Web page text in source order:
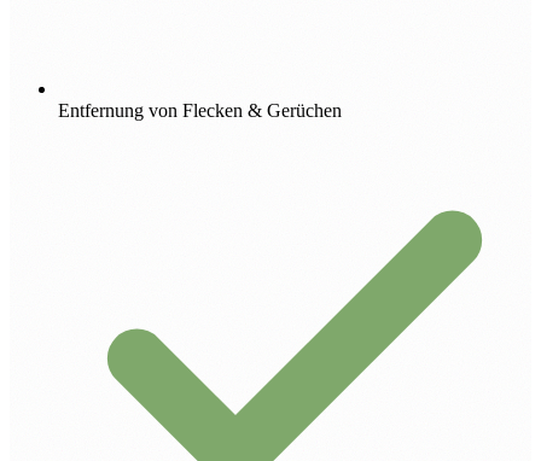
Entfernung von Flecken & Gerüchen